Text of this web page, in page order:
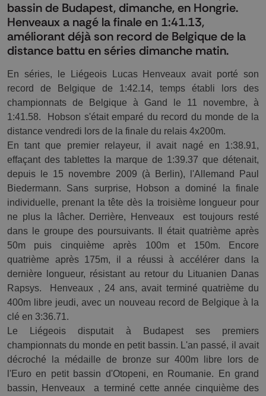
bassin de Budapest, dimanche, en Hongrie.
Henveaux a nagé la finale en 1:41.13,
améliorant déjà son record de Belgique de la
distance battu en séries dimanche matin.
En séries, le Liégeois Lucas Henveaux avait porté son
record de Belgique de 1:42.14, temps établi lors des
championnats de Belgique à Gand le 11 novembre, à
1:41.58.  Hobson s'était emparé du record du monde de la
distance vendredi lors de la finale du relais 4x200m.
En tant que premier relayeur, il avait nagé en 1:38.91,
effaçant des tablettes la marque de 1:39.37 que détenait,
depuis le 15 novembre 2009 (à Berlin), l'Allemand Paul
Biedermann. Sans surprise, Hobson a dominé la finale
individuelle, prenant la tête dès la troisième longueur pour
ne plus la lâcher. Derrière, Henveaux  est toujours resté
dans le groupe des poursuivants. Il était quatrième après
50m puis cinquième après 100m et 150m. Encore
quatrième après 175m, il a réussi à accélérer dans la
dernière longueur, résistant au retour du Lituanien Danas
Rapsys.  Henveaux , 24 ans, avait terminé quatrième du
400m libre jeudi, avec un nouveau record de Belgique à la
clé en 3:36.71.
Le Liégeois disputait à Budapest ses premiers
championnats du monde en petit bassin. L'an passé, il avait
décroché la médaille de bronze sur 400m libre lors de
l'Euro en petit bassin d'Otopeni, en Roumanie. En grand
bassin, Henveaux  a terminé cette année cinquième des